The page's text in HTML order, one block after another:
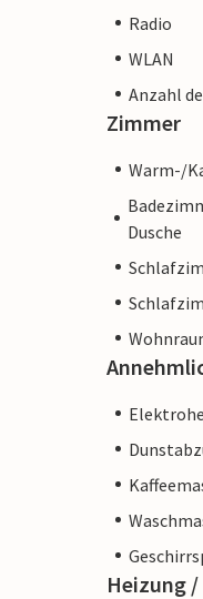
Radio
WLAN
Anzahl
Zimmer
Warm-/
Dusche
Heizung